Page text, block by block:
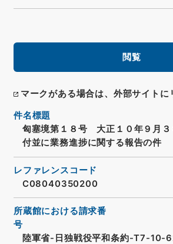
閲覧
マークがある場合は、外部サイトに
件名標題
匈塞境第１８号 大正１０年９月
付並に業務進捗に関する報告の件
レファレンスコード
C08040350200
所蔵館における請求番
号
陸軍省-日独戦役平和条約-T7-10-